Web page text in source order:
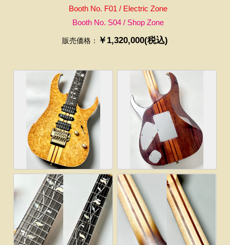
Booth No. F01 / Electric Zone
Booth No. S04 / Shop Zone
販売価格： ￥1,320,000(税込)